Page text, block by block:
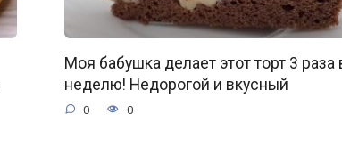
Моя бабушка делает этот торт 3 раза
неделю! Недорогой и вкусный
0 0